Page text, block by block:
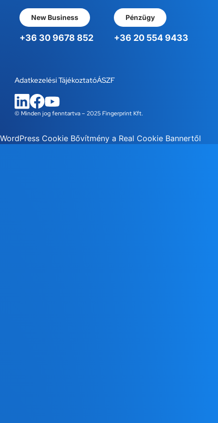
New Business
+36 30 9678 852
Pénzügy
+36 20 554 9433
© Minden jog fenntartva – 2025 Fingerprint Kft.
Adatkezelési TájékoztatóÁSZF
WordPress Cookie Bővítmény a Real Cookie Bannertől